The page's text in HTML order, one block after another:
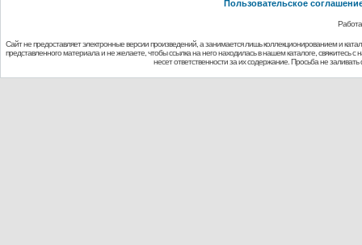
Пользовательское
Сайт не предоставляет электронные версии произведений, а занимается лишь коллекционированием и
представленного материала и не желаете, чтобы ссылка на него находилась в нашем каталоге,
несет ответственности за их содержание. Просьба не